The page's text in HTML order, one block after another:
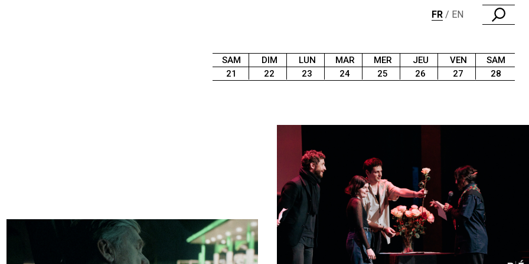
FR EN
SAM
21
DIM
22
LUN
23
MAR
24
MER
25
JEU
26
VEN
27
SAM
28